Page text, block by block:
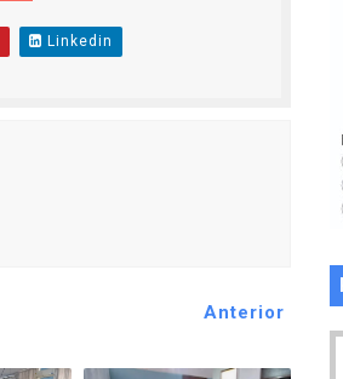
Linkedin
Anterior